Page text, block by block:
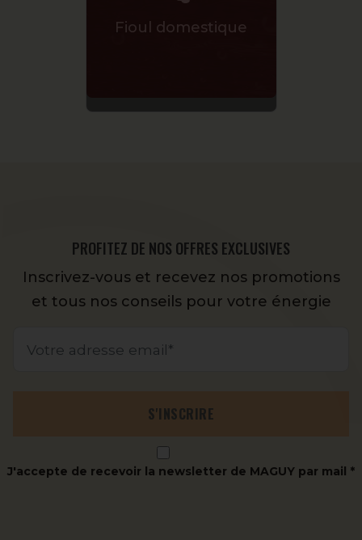
Fioul domestique
PROFITEZ DE NOS OFFRES EXCLUSIVES
Inscrivez-vous et recevez nos promotions
et tous nos conseils pour votre énergie
S'INSCRIRE
J'accepte de recevoir la newsletter de MAGUY par mail *